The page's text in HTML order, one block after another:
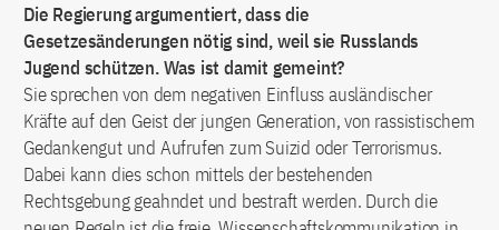
Die Regierung argumentiert, dass die
Gesetzesänderungen nötig sind, weil sie Russlands
Jugend schützen. Was ist damit gemeint?
Sie sprechen von dem negativen Einfluss ausländischer
Kräfte auf den Geist der jungen Generation, von rassistischem
Gedankengut und Aufrufen zum Suizid oder Terrorismus.
Dabei kann dies schon mittels der bestehenden
Rechtsgebung geahndet und bestraft werden. Durch die